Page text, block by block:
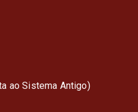
ao Sistema Antigo)